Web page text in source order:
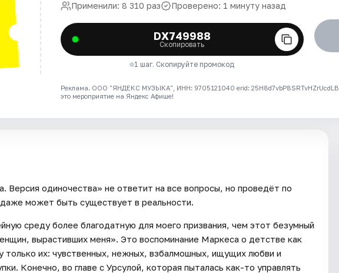
Применили: 8 310 раз Проверено: 1 минуту назад
DX749988
Скопировать
1 шаг. Скопируйте промокод
Реклама. ООО "ЯНДЕКС МУЗЫКА", ИНН: 9705121040 erid: 25H8d7vbP8SRTvHZrUcdLB
это мероприятие на Яндекс Афише!
Версия одиночества» не ответит на все вопросы, но проведёт по
может быть существует в реальности.
среду более благодатную для моего призвания, чем этот безумный
вырастивших меня». Это воспоминание Маркеса о детстве как
только их: чувственных, нежных, взбалмошных, ищущих любви и
Конечно, во главе с Урсулой, которая пыталась как-то управлять